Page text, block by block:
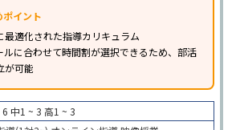
イント
最適化された指導カリキュラム
ルに合わせて時間割が選択できるため、部活
が可能
6 中1 ~ 3 高1 ~ 3